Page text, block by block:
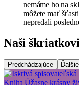
nemáme ho na
môžete mať
nepredali
Naši
Predchádzajúce Ďalšie